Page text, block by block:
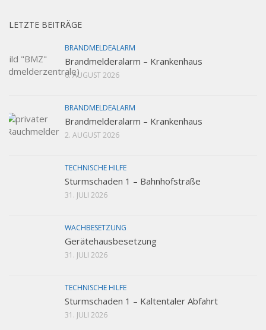
LETZTE BEITRÄGE
BRANDMELDEALARM
Brandmelderalarm – Krankenhaus
6. AUGUST 2026
BRANDMELDEALARM
Brandmelderalarm – Krankenhaus
2. AUGUST 2026
TECHNISCHE HILFE
Sturmschaden 1 – Bahnhofstraße
31. JULI 2026
WACHBESETZUNG
Gerätehausbesetzung
31. JULI 2026
TECHNISCHE HILFE
Sturmschaden 1 – Kaltentaler Abfahrt
31. JULI 2026